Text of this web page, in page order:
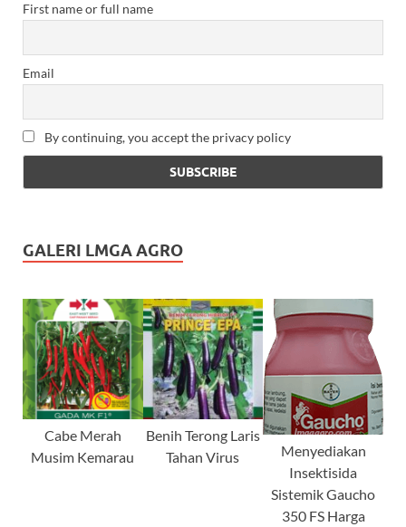
First name or full name
Email
By continuing, you accept the privacy policy
GALERI LMGA AGRO
Cabe Merah
Musim Kemarau
Benih Terong Laris
Tahan Virus
Menyediakan
Insektisida
Sistemik Gaucho
350 FS Harga